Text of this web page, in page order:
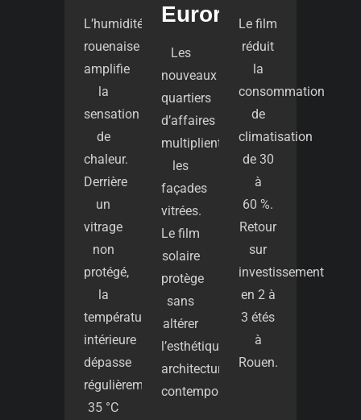
L’humidité
rouenaise
amplifie
la
sensation
de
chaleur.
Derrière
un
vitrage
non
protégé,
la
température
intérieure
dépasse
régulièrement
35 °C
Eurorouen
Les
nouveaux
quartiers
d’affaires
multiplient
les
façades
vitrées.
Le film
solaire
protège
sans
altérer
l’esthétique
architecturale
contemporaine.
Le film
réduit
la
consommation
de
climatisation
de 30
à
60 %.
Retour
sur
investissement
en 2 à
3 étés
à
Rouen.